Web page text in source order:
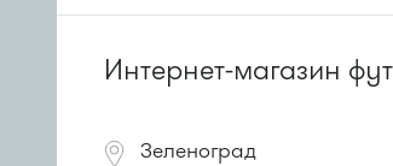
Автобусы № 1, 2, 7.
Интернет-магазин
Зеленоград